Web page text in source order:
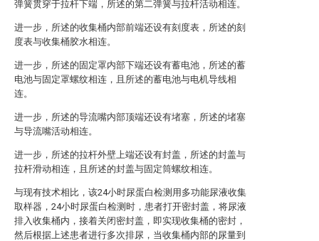
弹簧贯穿于拉杆下端，所述的第二弹簧与拉杆活动相连。
进一步，所述的收集桶内部前端还设有刻度表，所述的刻
度表与收集桶胶水相连。
进一步，所述的固定罩内部下端还设有蓄电池，所述的蓄
电池与固定罩螺纹相连，且所述的蓄电池与电机导线相
连。
进一步，所述的导流嘴内部顶端还设有堵塞，所述的堵塞
与导流嘴活动相连。
进一步，所述的拉杆外壁上端还设有封盖，所述的封盖与
拉杆滑动相连，且所述的封盖与固定筒螺纹相连。
与现有技术相比，该24小时尿蛋白检测用多功能尿液收集
取样器，24小时尿蛋白检测时，患者打开密封盖，将尿液
排入收集桶内，接着关闭密封盖，即实现收集桶的密封，
然后根据上述患者进行多次排尿，当收集桶内部的尿量到